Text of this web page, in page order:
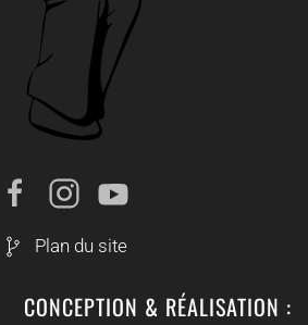
Plan du site
CONCEPTION & RÉALISATION :